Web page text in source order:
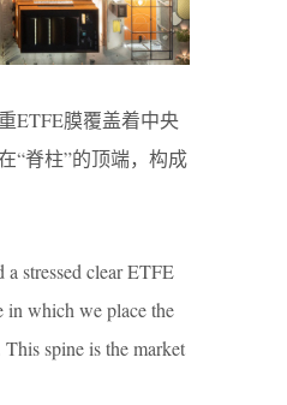
ETFE膜覆盖着中央
“脊柱”的顶端，构成
stressed clear ETFE
in which we place the
This spine is the market